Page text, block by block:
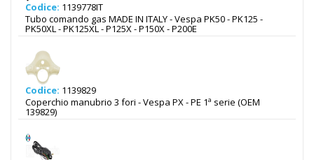
Codice: 1139778IT
Tubo comando gas MADE IN ITALY - Vespa PK50 - PK125 -
PK50XL - PK125XL - P125X - P150X - P200E
Codice: 1139829
Coperchio manubrio 3 fori - Vespa PX - PE 1ª serie (OEM
139829)